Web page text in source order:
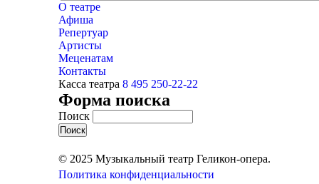
О театре
Афиша
Репертуар
Артисты
Меценатам
Контакты
Касса театра 8 495 250-22-22
Форма поиска
Поиск
© 2025 Музыкальный театр Геликон-опера.
Политика конфиденциальности